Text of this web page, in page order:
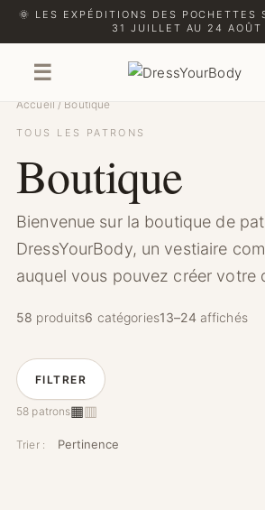
Boutique
🌞 LES EXPÉDITIONS DES POCHETTES
31 JUILLET AU 24
☰
Accueil / Boutique
TOUS LES PATRONS
Boutique
Bienvenue sur la boutique de
DressYourBody, un vestiaire
auquel vous pouvez créer votre
58 produits6 catégories13–24affichés
FILTRER
58 patrons▦▥
Trier :